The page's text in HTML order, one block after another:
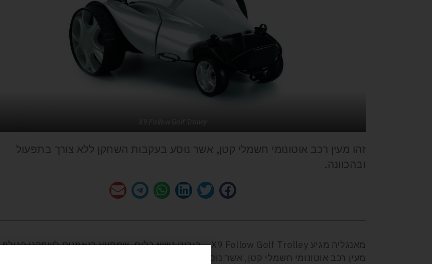
זהו מעין רכב אוטונומי חשמלי קטן, אשר נוסע בעקבות השחקן ללא צורך בתפעול
ובהכוונה.
מאנגליה מגיע X9 Follow Golf Trolley – רובוט נושא כלים, שמסייע בנאמנות לשחקני הגולף.
מעין רכב אוטונומי חשמלי קטן, אשר נוסע בעקבות השחקן ללא צורך בתפעול ובהכוונה. כל זמן